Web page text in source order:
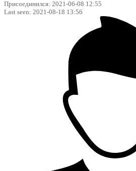
Присоединился: 2021-06-08 12:55
Last seen: 2021-08-18 13:56